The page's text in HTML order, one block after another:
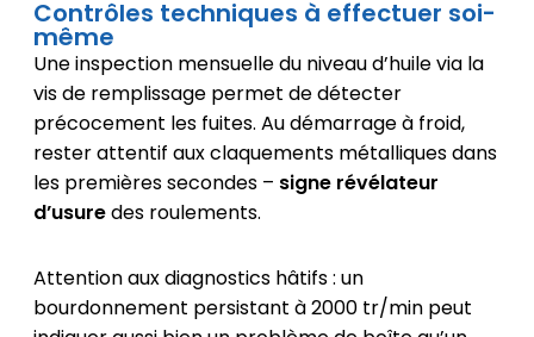
Contrôles techniques à effectuer soi-
même
Une inspection mensuelle du niveau d’huile via la
vis de remplissage permet de détecter
précocement les fuites. Au démarrage à froid,
rester attentif aux claquements métalliques dans
les premières secondes – signe révélateur
d’usuredes roulements.
Attention aux diagnostics hâtifs : un
bourdonnement persistant à 2000 tr/min peut